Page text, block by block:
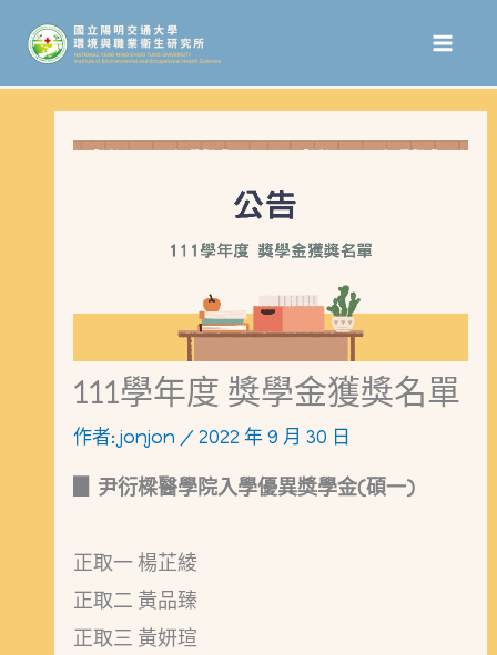
主
111學年度 獎學金獲獎名單
作者:jonjon /2022 年 9 月 30 日
▊ 尹衍樑醫學院入學優異獎學金(碩一)
正取一 楊芷綾
正取二 黃品臻
正取三 黃妍瑄